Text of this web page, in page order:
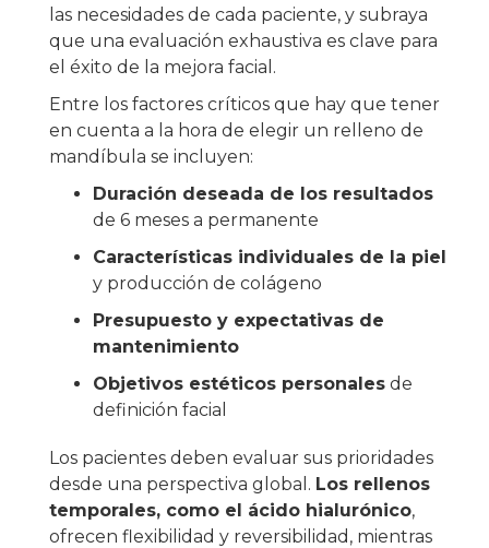
las necesidades de cada paciente, y subraya
que una evaluación exhaustiva es clave para
el éxito de la mejora facial.
Entre los factores críticos que hay que tener
en cuenta a la hora de elegir un relleno de
mandíbula se incluyen:
Duración deseada de los resultados
de 6 meses a permanente
Características individuales de la piel
y producción de colágeno
Presupuesto y expectativas de
mantenimiento
Objetivos estéticos personales de
definición facial
Los pacientes deben evaluar sus prioridades
desde una perspectiva global. Los rellenos
temporales, como el ácido hialurónico,
ofrecen flexibilidad y reversibilidad, mientras